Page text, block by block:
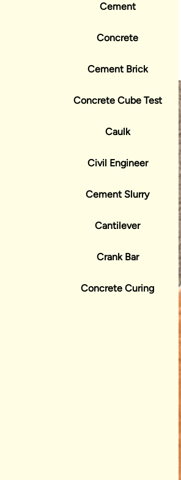
Cement
Concrete
Cement Brick
Concrete Cube Test
Caulk
Civil Engineer
Cement Slurry
Cantilever
Crank Bar
Concrete Curing